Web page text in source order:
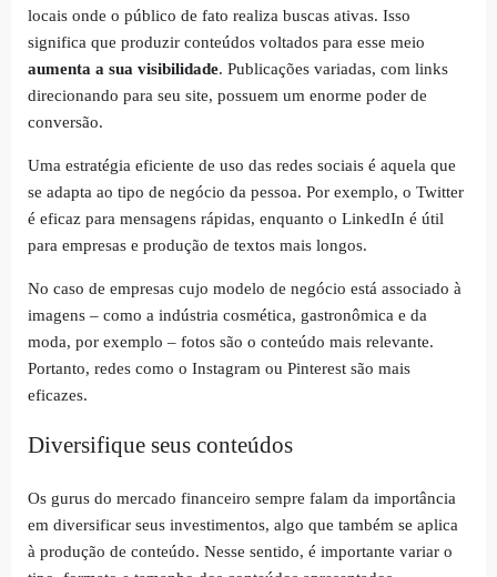
locais onde o público de fato realiza buscas ativas. Isso
significa que produzir conteúdos voltados para esse meio
aumenta a sua visibilidade. Publicações variadas, com links
direcionando para seu site, possuem um enorme poder de
conversão.
Uma estratégia eficiente de uso das redes sociais é aquela que
se adapta ao tipo de negócio da pessoa. Por exemplo, o Twitter
é eficaz para mensagens rápidas, enquanto o LinkedIn é útil
para empresas e produção de textos mais longos.
No caso de empresas cujo modelo de negócio está associado à
imagens – como a indústria cosmética, gastronômica e da
moda, por exemplo – fotos são o conteúdo mais relevante.
Portanto, redes como o Instagram ou Pinterest são mais
eficazes.
Diversifique seus conteúdos
Os gurus do mercado financeiro sempre falam da importância
em diversificar seus investimentos, algo que também se aplica
à produção de conteúdo. Nesse sentido, é importante variar o